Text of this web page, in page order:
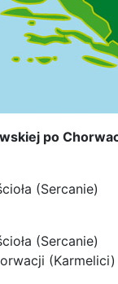
po
(Sercanie)
(Sercanie)
(Karmelici)